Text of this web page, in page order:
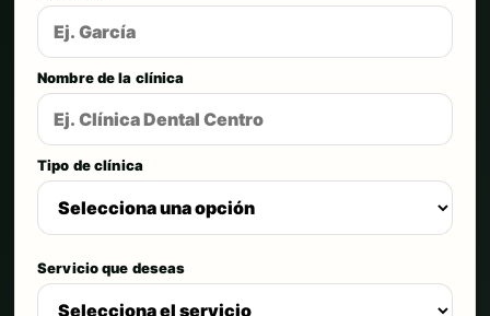
Nombre de la clínica
Tipo de clínica
Servicio que deseas